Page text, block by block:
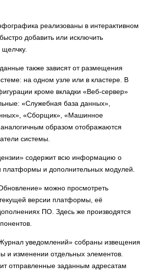
реализованы в интерактивном
добавить или исключить
также зависят от размещения
на одном узле или в кластере. В
кроме вкладки «Веб-сервер»
«Служебная база данных»,
«Сборщик», «Машинное
образом отображаются
системы.
содержит всю информацию о
платформы и дополнительных модулей.
можно просмотреть
версии платформы, её
ПО. Здесь же производятся
уведомлений» собраны извещения
и изменении отдельных элементов.
отправленные заданным адресатам